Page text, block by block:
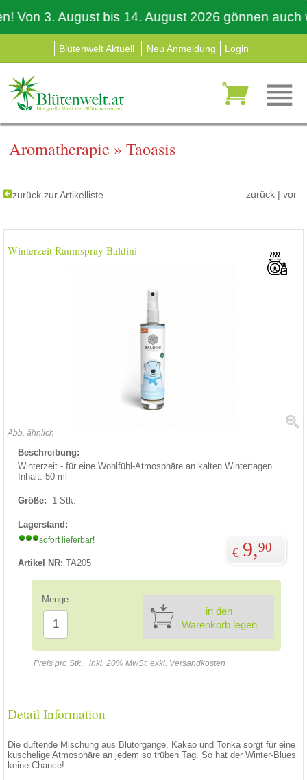
3. August bis 14. August 2026 gönnen auch
Blütenwelt Aktuell Neu Anmeldung Login
Aromatherapie » Taoasis
zurück zur Artikelliste zurück | vor
Winterzeit Raumspray Baldini
Abb. ähnlich
Beschreibung:
Winterzeit - für eine Wohlfühl-Atmosphäre an kalten Wintertagen
Inhalt: 50 ml
Größe: 1 Stk.
Lagerstand:
sofort lieferbar!
Artikel NR: TA205
€ 9,90
Menge
in den
Warenkorb legen
Preis pro Stk., inkl. 20% MwSt, exkl. Versandkosten
Detail Information
Die duftende Mischung aus Blutorgange, Kakao und Tonka sorgt für eine
kuschelige Atmosphäre an jedem so trüben Tag. So hat der Winter-Blues
keine Chance!